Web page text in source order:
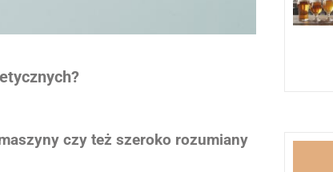
czy też szeroko rozumiany